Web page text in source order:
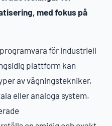
med fokus på
för industriell
plattform kan
av vägningstekniker,
eller analoga system.